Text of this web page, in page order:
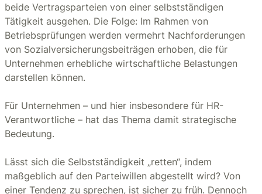
beide Vertragsparteien von einer selbstständigen
Tätigkeit ausgehen. Die Folge: Im Rahmen von
Betriebsprüfungen werden vermehrt Nachforderungen
von Sozialversicherungsbeiträgen erhoben, die für
Unternehmen erhebliche wirtschaftliche Belastungen
darstellen können.
Für Unternehmen – und hier insbesondere für HR-
Verantwortliche – hat das Thema damit strategische
Bedeutung.
Lässt sich die Selbstständigkeit „retten“, indem
maßgeblich auf den Parteiwillen abgestellt wird? Von
einer Tendenz zu sprechen, ist sicher zu früh. Dennoch